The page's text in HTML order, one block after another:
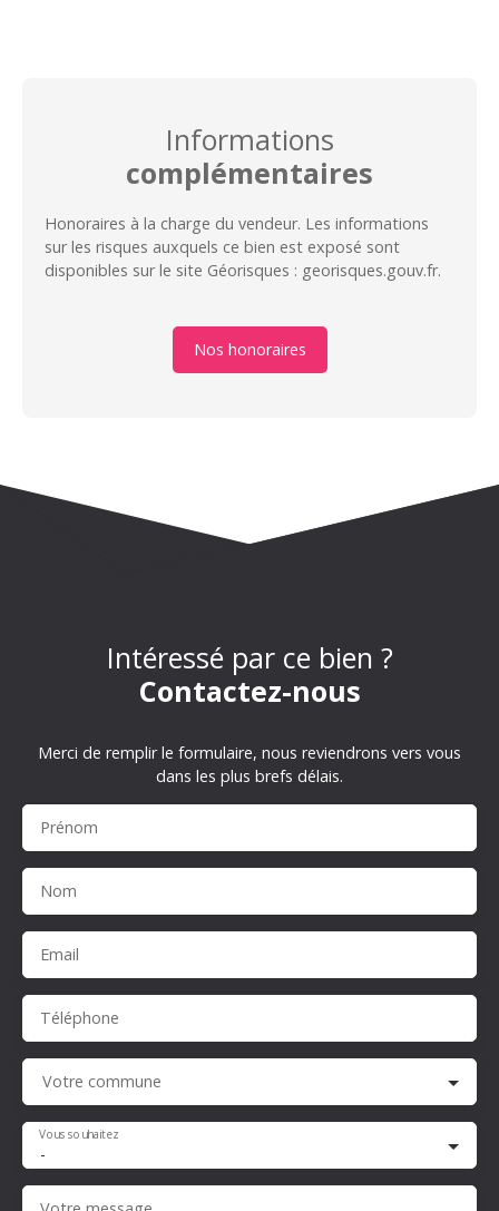
Informations
complémentaires
Honoraires à la charge du vendeur. Les informations
sur les risques auxquels ce bien est exposé sont
disponibles sur le site Géorisques : georisques.gouv.fr.
Nos honoraires
Intéressé par ce bien ?
Contactez-nous
Merci de remplir le formulaire, nous reviendrons vers vous
dans les plus brefs délais.
Prénom
Nom
Email
Téléphone
Votre commune
-
Vous souhaitez